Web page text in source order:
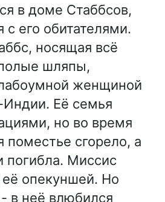
в доме Стаббсов,
с его обитателями.
носящая всё
шляпы,
женщиной
Её семья
но во время
поместье сгорело, а
погибла. Миссис
её опекуншей. Но
в неё влюбился